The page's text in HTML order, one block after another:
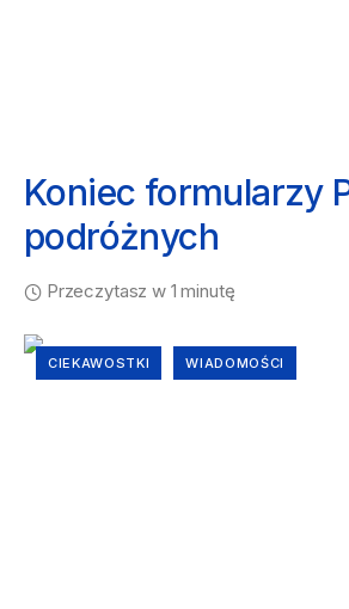
Koniec formularzy
podróżnych
Przeczytasz w 1 minutę
CIEKAWOSTKI WIADOMOŚCI